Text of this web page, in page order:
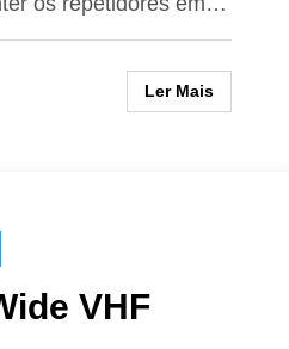
Ler Mais
VHF